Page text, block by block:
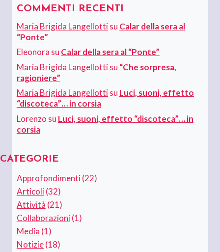
COMMENTI RECENTI
Maria Brigida Langellottisu Calar della sera al
“Ponte”
Eleonora su Calar della sera al “Ponte”
Maria Brigida Langellottisu “Che sorpresa,
ragioniere”
Maria Brigida Langellottisu Luci, suoni, effetto
“discoteca”… in corsia
Lorenzo su Luci, suoni, effetto “discoteca”… in
corsia
CATEGORIE
Approfondimenti(22)
Articoli(32)
Attività (21)
Collaborazioni(1)
Media (1)
Notizie(18)